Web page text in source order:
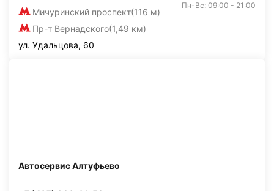
Мичуринский проспект(116 м)
Пр-т Вернадского(1,49 км)
Пн-Вс: 09:00 - 21:00
ул. Удальцова, 60
Автосервис Алтуфьево